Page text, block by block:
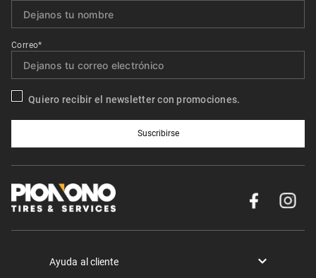
Correo*
Quiero recibir el newsletter con promociones.
Suscribirse
Ayuda al cliente